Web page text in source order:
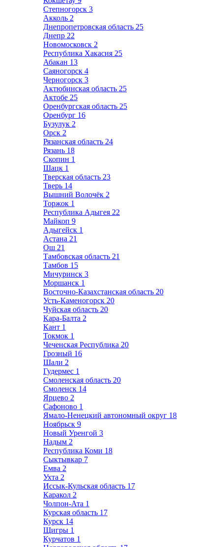
Степногорск 3
Акколь 2
Днепропетровская область 25
Днепр 22
Новомосковск 2
Республика Хакасия 25
Абакан 13
Саяногорск 4
Черногорск 3
Актюбинская область 25
Актобе 25
Оренбургская область 25
Оренбург 16
Бузулук 2
Орск 2
Рязанская область 24
Рязань 18
Скопин 1
Шацк 1
Тверская область 23
Тверь 14
Вышний Волочёк 2
Торжок 1
Республика Адыгея 22
Майкоп 9
Адыгейск 1
Астана 21
Ош 21
Тамбовская область 21
Тамбов 15
Мичуринск 3
Моршанск 1
Восточно-Казахстанская область 20
Усть-Каменогорск 20
Чуйская область 20
Кара-Балта 2
Кант 1
Токмок 1
Чеченская Республика 20
Грозный 16
Шали 2
Гудермес 1
Смоленская область 20
Смоленск 14
Ярцево 2
Сафоново 1
Ямало-Ненецкий автономный округ 18
Ноябрьск 9
Новый Уренгой 3
Надым 2
Республика Коми 18
Сыктывкар 7
Емва 2
Ухта 2
Иссык-Кульская область 17
Каракол 2
Чолпон-Ата 1
Курская область 17
Курск 14
Щигры 1
Курчатов 1